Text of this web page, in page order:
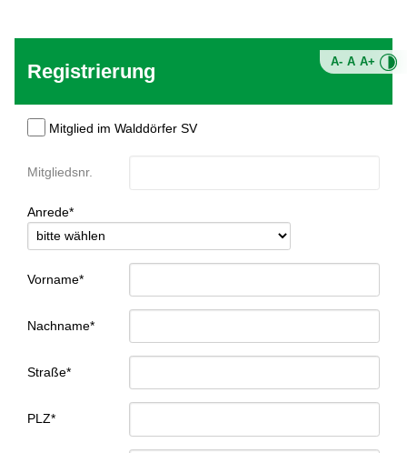
A- A A+
Registrierung
Mitglied im Walddörfer SV
Mitgliedsnr.
Anrede*
Vorname*
Nachname*
Straße*
PLZ*